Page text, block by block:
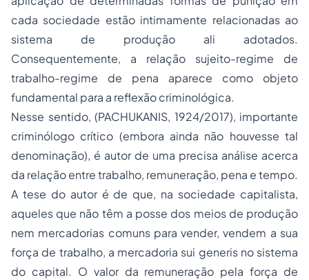
cada sociedade estão intimamente relacionadas ao
sistema de produção ali adotados.
Consequentemente, a relação sujeito-regime de
trabalho-regime de pena aparece como objeto
fundamental para a reflexão criminológica.
Nesse sentido, (PACHUKANIS, 1924/2017), importante
criminólogo crítico (embora ainda não houvesse tal
denominação), é autor de uma precisa análise acerca
da relação entre trabalho, remuneração, pena e tempo.
A tese do autor é de que, na sociedade capitalista,
aqueles que não têm a posse dos meios de produção
nem mercadorias comuns para vender, vendem a sua
força de trabalho, a mercadoria sui generisno sistema
do capital. O valor da remuneração pela força de